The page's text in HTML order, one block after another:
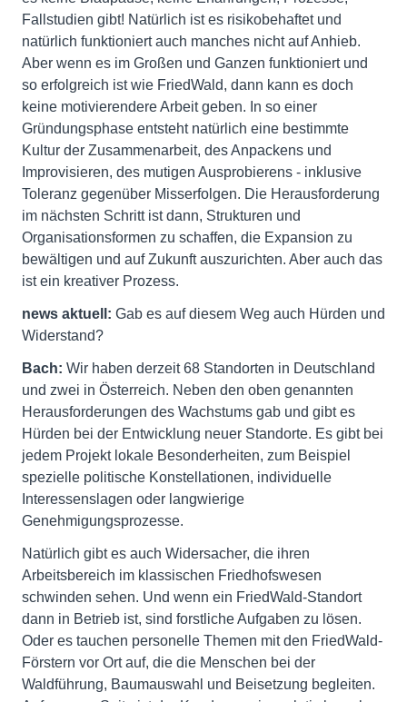
Fallstudien gibt! Natürlich ist es risikobehaftet und
natürlich funktioniert auch manches nicht auf Anhieb.
Aber wenn es im Großen und Ganzen funktioniert und
so erfolgreich ist wie FriedWald, dann kann es doch
keine motivierendere Arbeit geben. In so einer
Gründungsphase entsteht natürlich eine bestimmte
Kultur der Zusammenarbeit, des Anpackens und
Improvisieren, des mutigen Ausprobierens - inklusive
Toleranz gegenüber Misserfolgen. Die Herausforderung
im nächsten Schritt ist dann, Strukturen und
Organisationsformen zu schaffen, die Expansion zu
bewältigen und auf Zukunft auszurichten. Aber auch das
ist ein kreativer Prozess.
news aktuell: Gab es auf diesem Weg auch Hürden und
Widerstand?
Bach: Wir haben derzeit 68 Standorten in Deutschland
und zwei in Österreich. Neben den oben genannten
Herausforderungen des Wachstums gab und gibt es
Hürden bei der Entwicklung neuer Standorte. Es gibt bei
jedem Projekt lokale Besonderheiten, zum Beispiel
spezielle politische Konstellationen, individuelle
Interessenslagen oder langwierige
Genehmigungsprozesse.
Natürlich gibt es auch Widersacher, die ihren
Arbeitsbereich im klassischen Friedhofswesen
schwinden sehen. Und wenn ein FriedWald-Standort
dann in Betrieb ist, sind forstliche Aufgaben zu lösen.
Oder es tauchen personelle Themen mit den FriedWald-
Förstern vor Ort auf, die die Menschen bei der
Waldführung, Baumauswahl und Beisetzung begleiten.